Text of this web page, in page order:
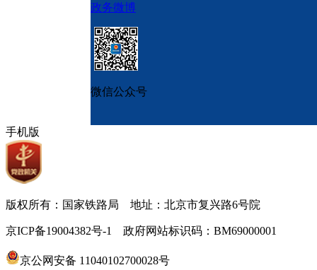
政务微博
微信公众号
手机版
版权所有：国家铁路局 地址：北京市复兴路6号院
京ICP备19004382号-1 政府网站标识码：BM69000001
京公网安备 11040102700028号